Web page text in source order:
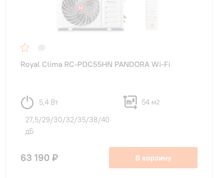
Royal Clima RC-PDC55HN PANDORA Wi-Fi
5,4 Вт 54 м2
27,5/29/30/32/35/38/40
дБ
63 190 ₽ В корзину